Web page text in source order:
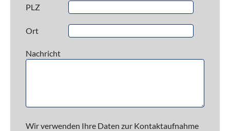
PLZ
Ort
Nachricht
Wir verwenden Ihre Daten zur Kontaktaufnahme